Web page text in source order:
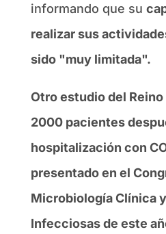
informando que su
realizar sus
sido "muy limitada".
Otro estudio del Reino
2000 pacientes
hospitalización con
presentado en el
Microbiología Clínica
Infecciosas de este